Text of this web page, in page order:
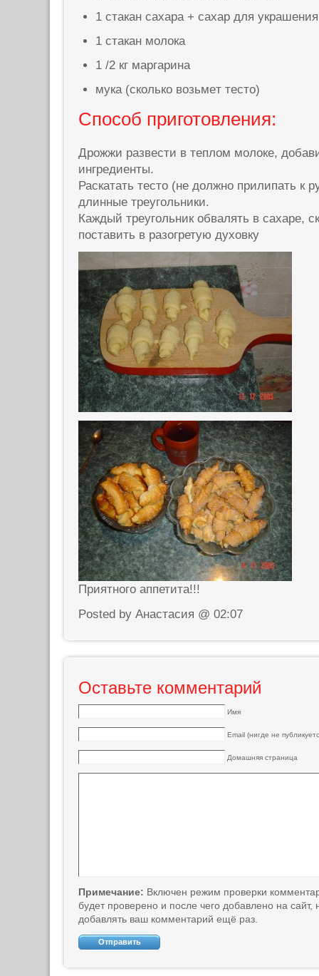
1 стакан сахара + сахар для украшения
1 стакан молока
1 /2 кг маргарина
мука (сколько возьмeт тесто)
Способ приготовления:
Дрожжи развести в теплом молоке,
ингредиенты.
Раскатать тесто (не должно прилипать к
длинные треугольники.
Каждый треугольник обвалять в сахаре,
поставить в разогретую духовку
Приятного аппетита!!!
Posted by Анастасия @ 02:07
Оставьте комментарий
Имя
Email (нигде не
Домашняя страница
Примечание: Включен режим проверки
будет проверено и после чего добавлено на сайт,
добавлять ваш комментарий ещё раз.